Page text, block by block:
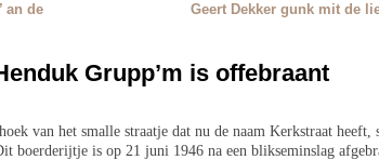
an de
Geert Dekker gunk mit de
Grupp’m is offebraant
van het smalle straatje dat nu de naam Kerkstraat heeft,
boerderijtje is op 21 juni 1946 na een blikseminslag